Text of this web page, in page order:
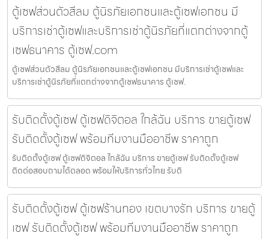
ตู้เซฟส่วนตัวสีลม ตู้นิรภัยเอกชนและตู้เซฟเอกชน มี
บริการเช่าตู้เซฟและบริการเช่าตู้นิรภัยที่แตกต่างจากตู้
เซฟธนาคาร ตู้เซฟ.com
ตู้เซฟส่วนตัวสีลม ตู้นิรภัยเอกชนและตู้เซฟเอกชน มีบริการเช่าตู้เซฟและ
บริการเช่าตู้นิรภัยที่แตกต่างจากตู้เซฟธนาคาร ตู้เซฟ.
รับติดตั้งตู้เซฟ ตู้เซฟดิจิตอล ใกล้ฉัน บริการ ขายตู้เซฟ
รับติดตั้งตู้เซฟ พร้อมทีมงานมืออาชีพ ราคาถูก
รับติดตั้งตู้เซฟ ตู้เซฟดิจิตอล ใกล้ฉัน บริการ ขายตู้เซฟ รับติดตั้งตู้เซฟ
ติดต่อสอบถามได้ตลอด พร้อมให้บริการทั่วไทย รับติ
รับติดตั้งตู้เซฟ ตู้เซฟร้านทอง เขตบางรัก บริการ ขายตู้
เซฟ รับติดตั้งตู้เซฟ พร้อมทีมงานมืออาชีพ ราคาถูก